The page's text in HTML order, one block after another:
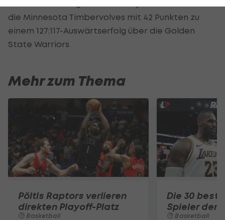
die Minnesota Timbervolves mit 42 Punkten zu
einem 127:117-Auswärtserfolg über die Golden
State Warriors.
Mehr zum Thema
Pöltls Raptors verlieren
direkten Playoff-Platz
Basketball
Die 30
Spieler der
Basketball